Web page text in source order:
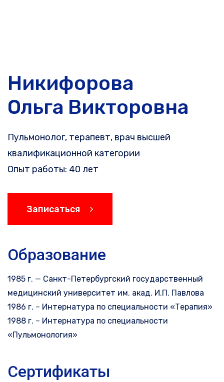
Никифорова
Ольга Викторовна
Пульмонолог, терапевт, врач высшей
квалификационной категории
Опыт работы: 40 лет
Записаться
Образование
1985 г. — Санкт-Петербургский государственный
медицинский университет им. акад. И.П. Павлова
1986 г. – Интернатура по специальности «Терапия»
1988 г. – Интернатура по специальности
«Пульмонология»
Сертификаты